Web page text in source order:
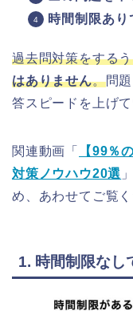
時間制限あり
過去問対策をする
はありません。問
答スピードを上げて
関連動画「
【99％
対策ノウハウ20選
め、あわせてご覧く
1. 時間制限なし